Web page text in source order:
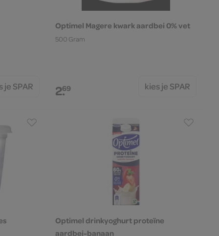
je SPAR
Optimel Magere kwark aardbei 0% vet
500 Gram
2.69 kies je SPAR
Optimel drinkyoghurt proteïne
aardbei-banaan